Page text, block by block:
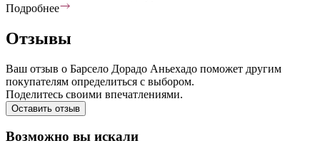
Подробнее
Отзывы
Ваш отзыв о Барсело Дорадо Аньехадо поможет другим
покупателям определиться с выбором.
Поделитесь своими впечатлениями.
Оставить отзыв
Возможно вы искали